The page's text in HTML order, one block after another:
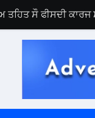
ਤਹਿਤ ਸੌ ਫੀਸਦੀ
ਜ਼ਿਲ੍ਹਾ ਪੱਧਰੀ ਮੈਰਾਥਨ
ਵਿਖੇ ਕਰਵਾਇਆ
ਵੱਜੋ ਪੁੱਜੇ ਬੀਬੀ